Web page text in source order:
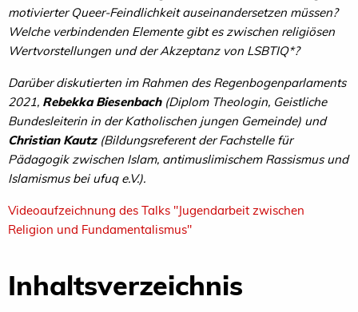
motivierter Queer-Feindlichkeit auseinandersetzen müssen?
Welche verbindenden Elemente gibt es zwischen religiösen
Wertvorstellungen und der Akzeptanz von LSBTIQ*?
Darüber diskutierten im Rahmen des Regenbogenparlaments
2021, Rebekka Biesenbach(Diplom Theologin, Geistliche
Bundesleiterin in der Katholischen jungen Gemeinde) und
Christian Kautz(Bildungsreferent der Fachstelle für
Pädagogik zwischen Islam, antimuslimischem Rassismus und
Islamismus bei ufuq e.V.).
Videoaufzeichnung des Talks "Jugendarbeit zwischen
Religion und Fundamentalismus"
Inhaltsverzeichnis